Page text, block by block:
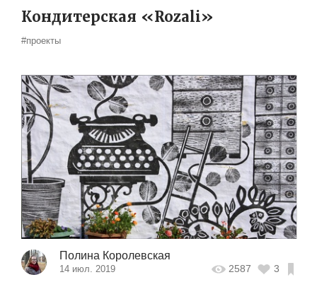
Кондитерская «Rozali»
#проекты
Полина Королевская
14 июл. 2019 2587 3